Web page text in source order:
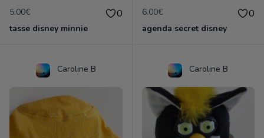
5.00€ 0
tasse disney minnie
6.00€ 0
agenda secret disney
Caroline B Caroline B